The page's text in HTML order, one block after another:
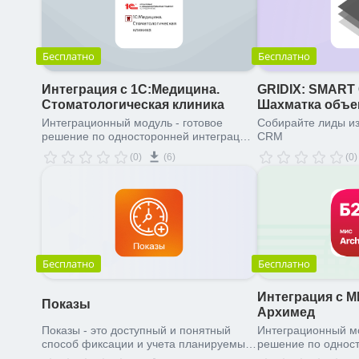
Бесплатно
Интеграция с 1С:Медицина.
Стоматологическая клиника
Интеграционный модуль - готовое
решение по односторонней интеграции
медицинской стоматологической
информационной системы
клиника и Битрикс24. Передача данных
на портал о пациентах, записях на
прием, стоимости приема и оказанных
услугах с автозакрытием лидов, сделок
и сохранением данных сквозной
аналитики. Это типовое решение с
фиксированной логикой отработанное
клиниками. Обеспечена совместимость
(0) (6)
Бесплатно
GRIDIX: SMART
Шахматка
Собирайте лиды
CRM
(0)
Бесплатно
Показы
Показы - это доступный и понятный
способ фиксации и учета планируемых
Бесплатно
Интеграция с
Архимед
Интеграционный
решение по